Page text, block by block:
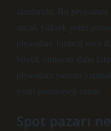
alanlarıdır. Bu
ancak yüksek getiri
piyasaları, birincil veya
büyük olmayan daha
piyasalara yatırım
getiri potansiyeli sunar.
Spot pazarı